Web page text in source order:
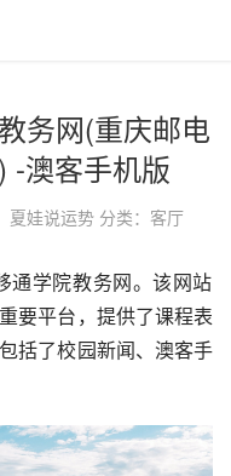
务网(重庆邮电
-澳客手机版
夏娃说运势 分类： 客厅
要平台，提供了课程表
括了校园新闻、澳客手